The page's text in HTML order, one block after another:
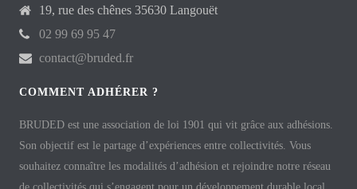
19, rue des chênes 35630 Langouët
02 99 69 95 47
contact@bruded.fr
COMMENT ADHÉRER ?
BRUDED est une association de loi 1901 qui vit grâce aux adhésions.
Son objectif est le partage d’expériences entre collectivités. Vous
souhaitez connaître les modalités d’adhésion et rejoindre notre réseau